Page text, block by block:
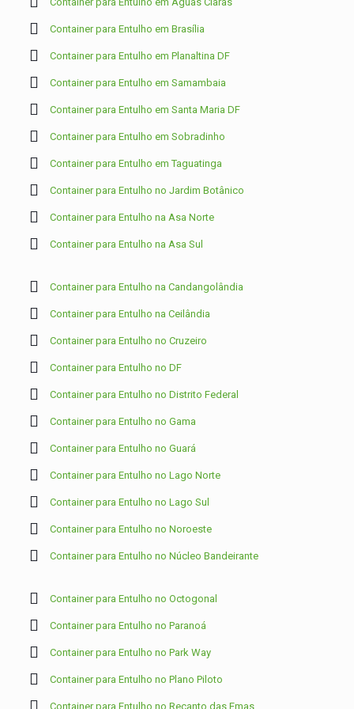
Container para Entulho em Brasília
Container para Entulho em Planaltina DF
Container para Entulho em Samambaia
Container para Entulho em Santa Maria DF
Container para Entulho em Sobradinho
Container para Entulho em Taguatinga
Container para Entulho no Jardim Botânico
Container para Entulho na Asa Norte
Container para Entulho na Asa Sul
Container para Entulho na Candangolândia
Container para Entulho na Ceilândia
Container para Entulho no Cruzeiro
Container para Entulho no DF
Container para Entulho no Distrito Federal
Container para Entulho no Gama
Container para Entulho no Guará
Container para Entulho no Lago Norte
Container para Entulho no Lago Sul
Container para Entulho no Noroeste
Container para Entulho no Núcleo Bandeirante
Container para Entulho no Octogonal
Container para Entulho no Paranoá
Container para Entulho no Park Way
Container para Entulho no Plano Piloto
Container para Entulho no Recanto das Emas